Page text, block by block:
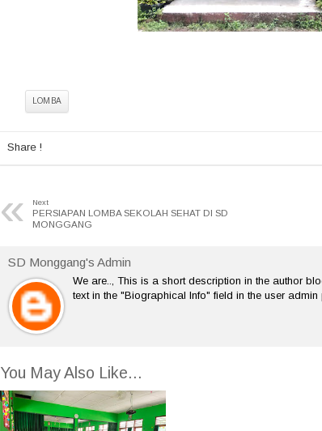
LOMBA
Share !
« Next
PERSIAPAN LOMBA SEKOLAH SEHAT DI SD
MONGGANG
SD Monggang's Admin
We are.., This is a short description in the author
text in the "Biographical Info" field in the user admin
You May Also Like...